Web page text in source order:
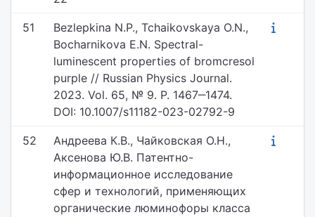
51
Bezlepkina N.P., Tchaikovskaya O.N.,
Bocharnikova E.N. Spectral-
luminescent properties of bromcresol
purple // Russian Physics Journal.
2023. Vol. 65, № 9. P. 1467‒1474.
DOI: 10.1007/s11182-023-02792-9
52
Андреева К.В., Чайковская О.Н.,
Аксенова Ю.В. Патентно-
информационное исследование
сфер и технологий, применяющих
органические люминофоры класса